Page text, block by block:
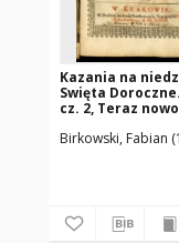
Kazania na
Swięta
cz. 2, Teraz nowo
wspomnieni są w
Birkowski, Fabian